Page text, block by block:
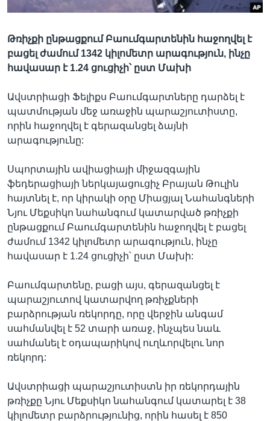
Լեզուներ
Թռիչքի ընթացքում Բաումգարտենին հաջողվել է
բացել ժամում 1342 կիլոմետր արագություն, ինչը
հավասար է 1.24 ցուցիչի՝ ըստ Մախի
Ավստրիացի Ֆելիքս Բաումգարտները դարձել է
պատմության մեջ առաջին պարաշյուտիստը,
որին հաջողվել է գերազանցել ձայնի
արագությունը:
Սպորտային ավիացիայի միջազգային
ֆեդերացիայի ներկայացուցիչ Բրայան Թուլին
հայտնել է, որ կիրակի օրը Միացյալ Նահանգների
Նյու Մեքսիկո նահանգում կատարված թռիչքի
ընթացքում Բաումգարտենին հաջողվել է բացել
ժամում 1342 կիլոմետր արագություն, ինչը
հավասար է 1.24 ցուցիչի՝ ըստ Մախի:
Բաումգարտենը, բացի այս, գերազանցել է
պարաշյուտով կատարվող թռիչքների
բարձրության ռեկորդը, որը վերջին անգամ
սահմանվել է 52 տարի առաջ, ինչպես նաև
սահմանել է օդապարիկով ուղևորվելու նոր
ռեկորդ:
Ավստրիացի պարաշյուտիստն իր ռեկորդային
թռիչքը Նյու Մեքսիկո նահանգում կատարել է 38
կիլոմետր բարձրությունից, որին հասել է 850